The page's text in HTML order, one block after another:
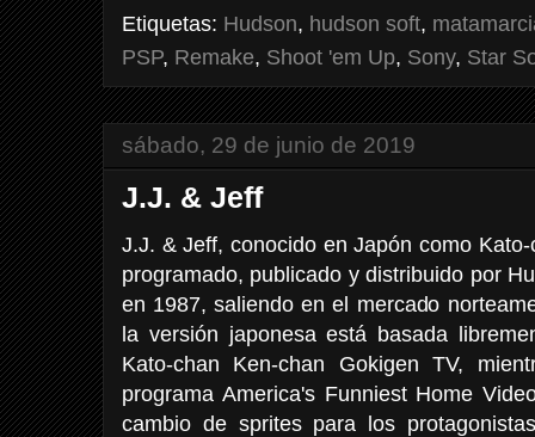
Etiquetas: Hudson, hudson soft,
PSP, Remake, Shoot 'em Up, Sony, Star
sábado, 29 de junio de 2019
J.J. & Jeff
J.J. & Jeff, conocido en Japón como
programado, publicado y distribuido por
en 1987, saliendo en el mercado
la versión japonesa está basada
Kato-chan Ken-chan Gokigen TV,
programa America's Funniest Home
cambio de sprites para los